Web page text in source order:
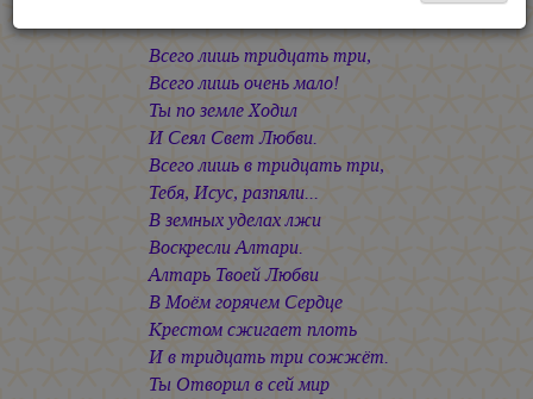
Всего лишь тридцать три,
Всего лишь очень мало!
Ты по земле Ходил
И Сеял Свет Любви.
Всего лишь в тридцать три,
Тебя, Исус, разпяли...
В земных уделах лжи
Воскресли Алтари.
Алтарь Твоей Любви
В Моём горячем Сердце
Крестом сжигает плоть
И в тридцать три сожжёт.
Ты Отворил в сей мир